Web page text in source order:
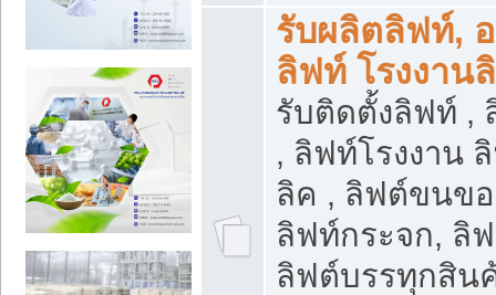
รับผลิตลิฟท์,
ลิฟท์ โรงงาน
รับติดตั้งลิฟท์ ,
, ลิฟท์โรงงาน
ลิค , ลิฟต์ขนข
ลิฟท์กระจก, ลิ
ลิฟต์บรรทุกสิน